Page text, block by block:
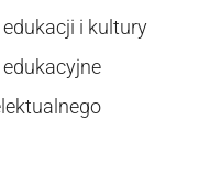
i kultury